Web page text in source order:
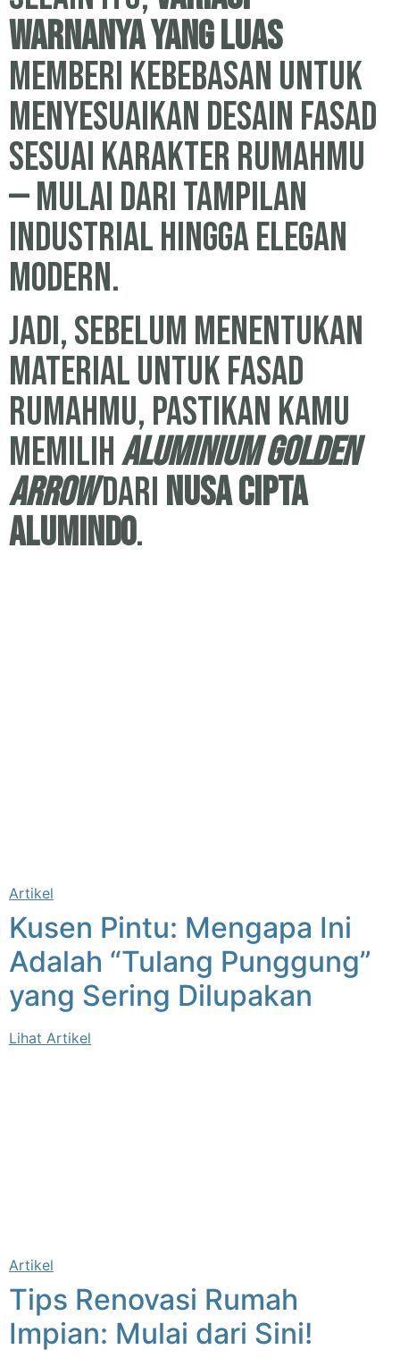
warnanya yang luas
memberi kebebasan untuk
menyesuaikan desain fasad
sesuai karakter rumahmu
— mulai dari tampilan
industrial hingga elegan
modern.
Jadi, sebelum menentukan
material untuk fasad
rumahmu, pastikan kamu
memilihaluminium Golden
Arrowdari Nusa Cipta
Alumindo.
Artikel
Kusen Pintu: Mengapa Ini
Adalah “Tulang Punggung”
yang Sering Dilupakan
Lihat Artikel
Artikel
Tips Renovasi Rumah
Impian: Mulai dari Sini!